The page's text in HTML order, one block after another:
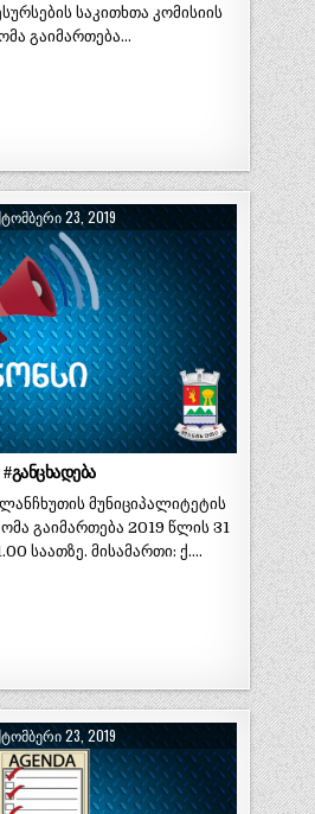
საკითხთა კომისიის
გაიმართება…
23, 2019
#განცხადება
მუნიციპალიტეტის
გაიმართება 2019 წლის 31
საათზე. მისამართი: ქ….
23, 2019